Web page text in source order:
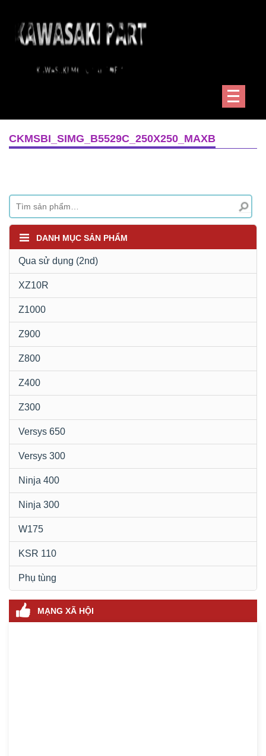
CKMSBI_SIMG_B5529C_250X250_MAXB
DANH MỤC SẢN PHẨM
Qua sử dụng (2nd)
XZ10R
Z1000
Z900
Z800
Z400
Z300
Versys 650
Versys 300
Ninja 400
Ninja 300
W175
KSR 110
Phụ tùng
MẠNG XÃ HỘI